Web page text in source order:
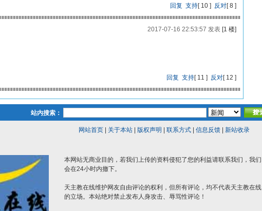
回复 支持[10 ] 反对[8 ]
2017-07-16 22:53:57 发表[1 楼]
回复 支持[11 ] 反对[12 ]
站内搜索：
网站首页| 关于本站| 版权声明 联系方式| 信息反馈| 新站收录
本网站无商业目的，若我们上传的资料侵犯了您的利益请联系我们，我们
会在24小时内撤下。
天主教在线维护网友自由评论的权利，但所有评论，均不代表天主教在线
的立场。本站绝对禁止发布人身攻击、辱骂性评论！